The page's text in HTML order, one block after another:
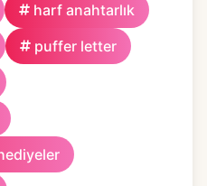
harf anahtarlık
puffer letter